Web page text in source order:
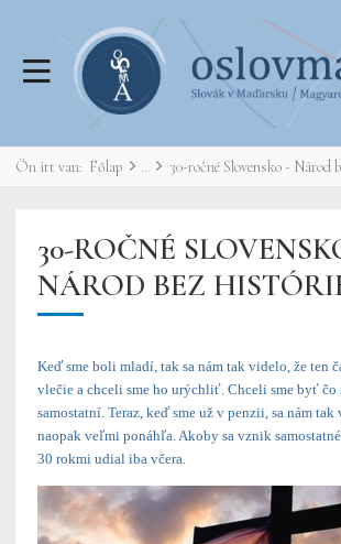
Ön itt van: Főlap 30-ročné Slovensko - Národ
30-ROČNÉ
NÁROD BEZ
Keď sme boli mladí, tak sa nám tak videlo, že ten
vlečie a chceli sme ho urýchliť. Chceli sme byť čo
samostatní. Teraz, keď sme už v penzii, sa nám tak
naopak veľmi ponáhľa. Akoby sa vznik
30 rokmi udial iba včera.